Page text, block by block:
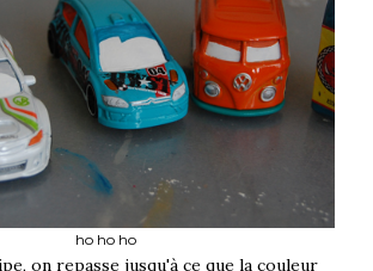
ho ho ho
on repasse jusqu'à ce que la couleur